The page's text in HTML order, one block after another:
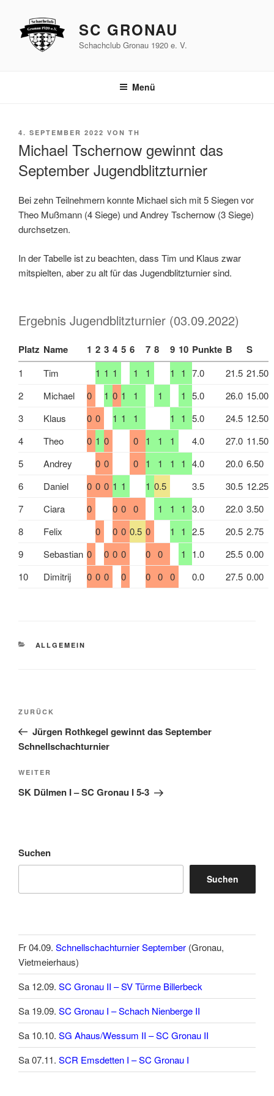
springen
SC GRONAU
Schachclub Gronau 1920 e. V.
Menü
VERÖFFENTLICHT
4. SEPTEMBER 2022 VON TH
Michael Tschernow gewinnt das
September Jugendblitzturnier
Bei zehn Teilnehmern konnte Michael sich mit 5 Siegen vor
Theo Mußmann (4 Siege) und Andrey Tschernow (3 Siege)
durchsetzen.
In der Tabelle ist zu beachten, dass Tim und Klaus zwar
mitspielten, aber zu alt für das Jugendblitzturnier sind.
Ergebnis Jugendblitzturnier (03.09.2022)
Platz Name 1 2 3 4 5 6 7 8 9 10 Punkte B S
1 Tim 1 1 1 1 1 1 1 7.0 21.5 21.50
2
Michael 0 1 0 1 1 1 1 5.0 26.0 15.00
3
Klaus 0 0 1 1 1 1 1 5.0 24.5 12.50
4
Theo 0 1 0 0 1 1 1 4.0 27.0 11.50
5
Andrey 0 0 0 1 1 1 1 4.0 20.0 6.50
6
Daniel 0 0 0 1 1 1 0.5 3.5 30.5 12.25
7
Ciara 0 0 0 0 1 1 1 3.0 22.0 3.50
8
Felix 0 0 0 0.5 0 1 1 2.5 20.5 2.75
9
Sebastian 0 0 0 0 0 0 1 1.0 25.5 0.00
10
Dimitrij 0 0 0 0 0 0 0 0.0 27.5 0.00
KATEGORIEN
ALLGEMEIN
Beitragsnavigation
Vorheriger
Beitrag
ZURÜCK
Jürgen Rothkegel gewinnt das September
Schnellschachturnier
Nächster
Beitrag
WEITER
SK Dülmen I – SC Gronau I 5-3
Suchen
Suchen
Fr 04.09. Schnellschachturnier September (Gronau,
Vietmeierhaus)
Sa 12.09. SC Gronau II – SV Türme Billerbeck
Sa 19.09. SC Gronau I – Schach Nienberge II
Sa 10.10. SG Ahaus/Wessum II – SC Gronau II
Sa 07.11. SCR Emsdetten I – SC Gronau I